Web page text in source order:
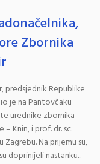
Zbornika
predsjednik Republike
je na Pantovčaku
urednike zbornika –
Knin, i prof. dr. sc.
Na prijemu su,
doprinijeli nastanku...